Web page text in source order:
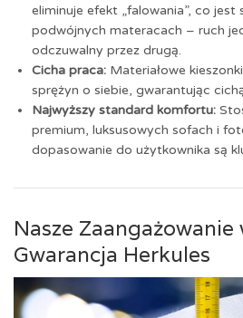
eliminuje efekt „falowania”, co jest
podwójnych materacach – ruch
odczuwalny przez drugą.
Cicha praca: Materiałowe
sprężyn o siebie, gwarantując
Najwyższy standard komfortu:
premium, luksusowych sofach i
dopasowanie do użytkownika są
Nasze Zaangażowanie
Gwarancja Herkules